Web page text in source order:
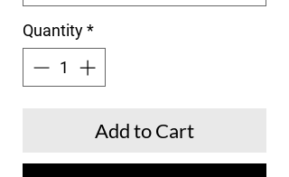
Quantity*
Add to Cart